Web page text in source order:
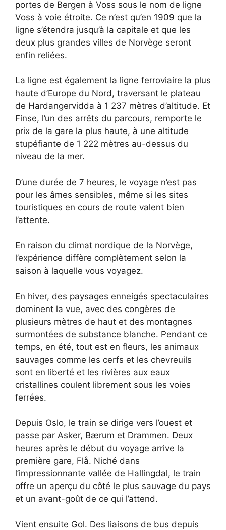
portes de Bergen à Voss sous le nom de ligne
Voss à voie étroite. Ce n’est qu’en 1909 que la
ligne s’étendra jusqu’à la capitale et que les
deux plus grandes villes de Norvège seront
enfin reliées.
La ligne est également la ligne ferroviaire la plus
haute d’Europe du Nord, traversant le plateau
de Hardangervidda à 1 237 mètres d’altitude. Et
Finse, l’un des arrêts du parcours, remporte le
prix de la gare la plus haute, à une altitude
stupéfiante de 1 222 mètres au-dessus du
niveau de la mer.
D’une durée de 7 heures, le voyage n’est pas
pour les âmes sensibles, même si les sites
touristiques en cours de route valent bien
l’attente.
En raison du climat nordique de la Norvège,
l’expérience diffère complètement selon la
saison à laquelle vous voyagez.
En hiver, des paysages enneigés spectaculaires
dominent la vue, avec des congères de
plusieurs mètres de haut et des montagnes
surmontées de substance blanche. Pendant ce
temps, en été, tout est en fleurs, les animaux
sauvages comme les cerfs et les chevreuils
sont en liberté et les rivières aux eaux
cristallines coulent librement sous les voies
ferrées.
Depuis Oslo, le train se dirige vers l’ouest et
passe par Asker, Bærum et Drammen. Deux
heures après le début du voyage arrive la
première gare, Flå. Niché dans
l’impressionnante vallée de Hallingdal, le train
offre un aperçu du côté le plus sauvage du pays
et un avant-goût de ce qui l’attend.
Vient ensuite Gol. Des liaisons de bus depuis